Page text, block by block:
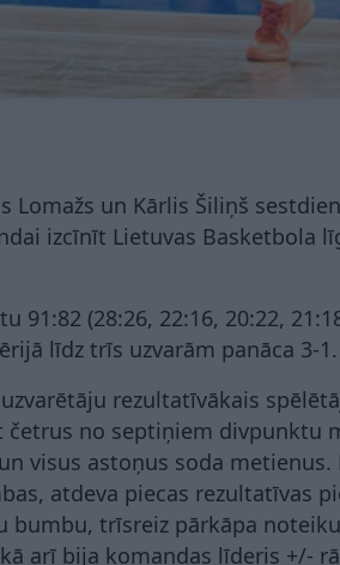
Lomažs un Kārlis Šiliņš
izcīnīt Lietuvas Basketbola
91:82 (28:26, 22:16, 20:22,
līdz trīs uzvarām panāca 3-1.
rezultatīvākais
četrus no septiņiem divpunktu
visus astoņus soda metienus.
atdeva piecas rezultatīvas
bumbu, trīsreiz pārkāpa
arī bija komandas līderis +/-